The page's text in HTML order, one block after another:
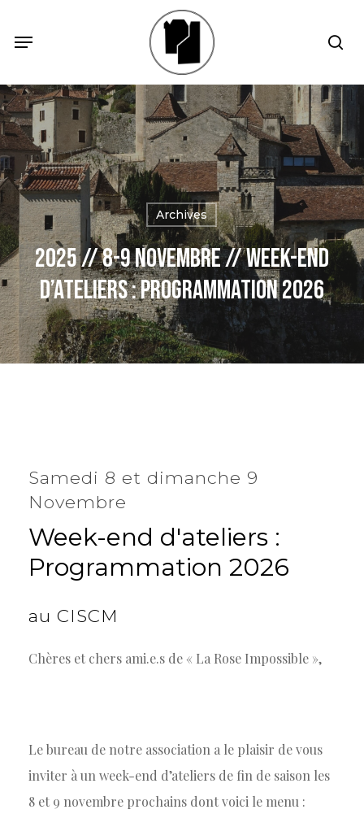
content
Menu
Archives
2025 // 8-9 Novembre // Week-end
d’ateliers : Programmation 2026
Samedi 8 et dimanche 9
Novembre
Week-end d'ateliers :
Programmation 2026
au CISCM
Chères et chers ami.e.s de « La Rose Impossible »,
Le bureau de notre association a le plaisir de vous
inviter à un week-end d’ateliers de fin de saison les
8 et 9 novembre prochains dont voici le menu :
Menu